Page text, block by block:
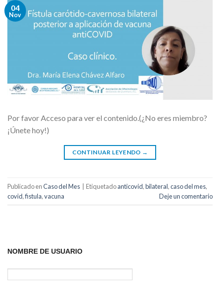
04
Nov
Por favor Acceso para ver el contenido.(¿No eres miembro?
¡Únete hoy!)
CONTINUAR LEYENDO →
Publicado enCaso del Mes | Etiquetadoanticovid,bilateral,caso del mes,
covid,fistula,vacuna Deje un comentario
NOMBRE DE USUARIO